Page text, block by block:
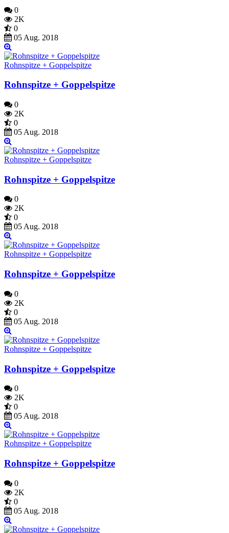
0
2K
0
05 Aug. 2018
Rohnspitze + Goppelspitze
Rohnspitze + Goppelspitze
0
2K
0
05 Aug. 2018
Rohnspitze + Goppelspitze
Rohnspitze + Goppelspitze
0
2K
0
05 Aug. 2018
Rohnspitze + Goppelspitze
Rohnspitze + Goppelspitze
0
2K
0
05 Aug. 2018
Rohnspitze + Goppelspitze
Rohnspitze + Goppelspitze
0
2K
0
05 Aug. 2018
Rohnspitze + Goppelspitze
Rohnspitze + Goppelspitze
0
2K
0
05 Aug. 2018